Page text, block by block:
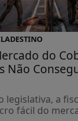
do
Não
legislativa, a
fácil do